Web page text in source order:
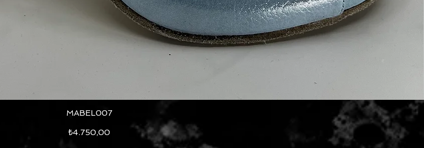
Hızlı Bakış
MABEL007
Fiyat
₺4.750,00